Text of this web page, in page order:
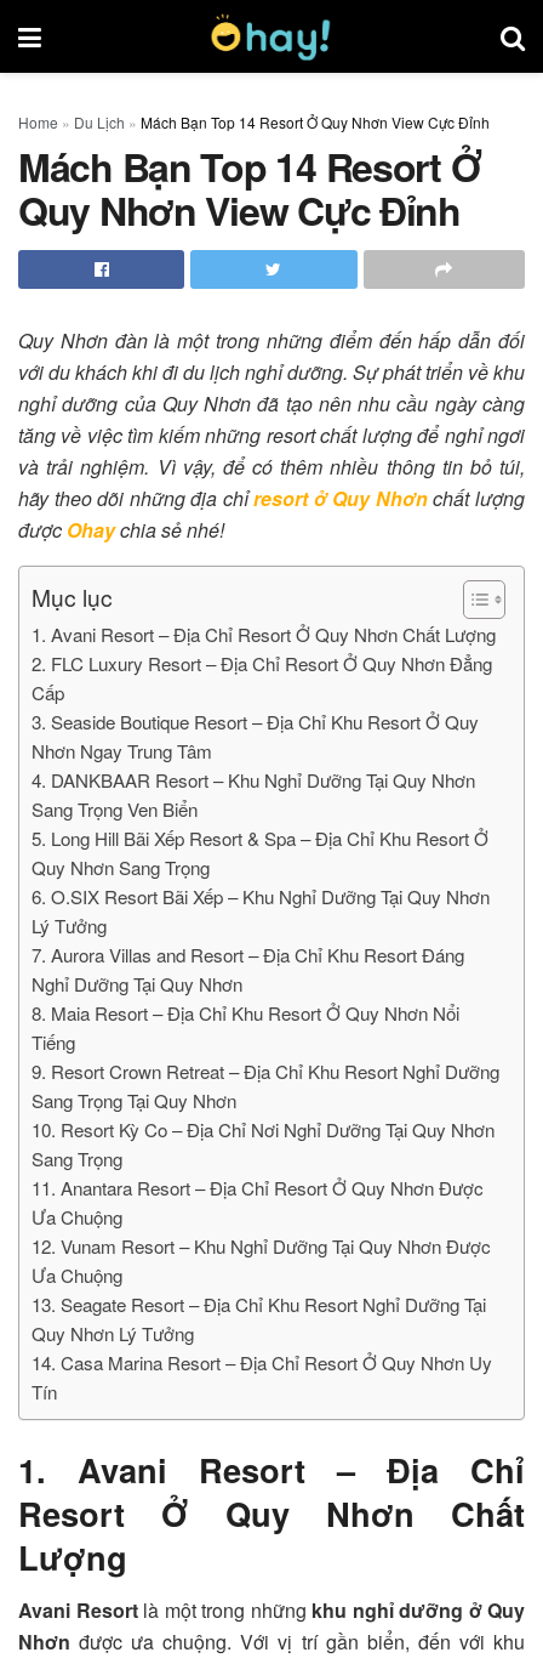
Home » Du Lịch » Mách Bạn Top 14 Resort Ở Quy Nhơn View Cực Đỉnh
Mách Bạn Top 14 Resort Ở
Quy Nhơn View Cực Đỉnh
Quy Nhơn đàn là một trong những điểm đến hấp dẫn đối
với du khách khi đi du lịch nghỉ dưỡng. Sự phát triển về khu
nghỉ dưỡng của Quy Nhơn đã tạo nên nhu cầu ngày càng
tăng về việc tìm kiếm những resort chất lượng để nghỉ ngơi
và trải nghiệm. Vì vậy, để có thêm nhiều thông tin bỏ túi,
hãy theo dõi những địa chỉresort ở Quy Nhơnchất lượng
được Ohaychia sẻ nhé!
Mục lục
1. Avani Resort – Địa Chỉ Resort Ở Quy Nhơn Chất Lượng
2. FLC Luxury Resort – Địa Chỉ Resort Ở Quy Nhơn Đẳng
Cấp
3. Seaside Boutique Resort – Địa Chỉ Khu Resort Ở Quy
Nhơn Ngay Trung Tâm
4. DANKBAAR Resort – Khu Nghỉ Dưỡng Tại Quy Nhơn
Sang Trọng Ven Biển
5. Long Hill Bãi Xếp Resort & Spa – Địa Chỉ Khu Resort Ở
Quy Nhơn Sang Trọng
6. O.SIX Resort Bãi Xếp – Khu Nghỉ Dưỡng Tại Quy Nhơn
Lý Tưởng
7. Aurora Villas and Resort – Địa Chỉ Khu Resort Đáng
Nghỉ Dưỡng Tại Quy Nhơn
8. Maia Resort – Địa Chỉ Khu Resort Ở Quy Nhơn Nổi
Tiếng
9. Resort Crown Retreat – Địa Chỉ Khu Resort Nghỉ Dưỡng
Sang Trọng Tại Quy Nhơn
10. Resort Kỳ Co – Địa Chỉ Nơi Nghỉ Dưỡng Tại Quy Nhơn
Sang Trọng
11. Anantara Resort – Địa Chỉ Resort Ở Quy Nhơn Được
Ưa Chuộng
12. Vunam Resort – Khu Nghỉ Dưỡng Tại Quy Nhơn Được
Ưa Chuộng
13. Seagate Resort – Địa Chỉ Khu Resort Nghỉ Dưỡng Tại
Quy Nhơn Lý Tưởng
14. Casa Marina Resort – Địa Chỉ Resort Ở Quy Nhơn Uy
Tín
1. Avani Resort – Địa Chỉ
Resort Ở Quy Nhơn Chất
Lượng
Avani Resortlà một trong những khu nghỉ dưỡng ở Quy
Nhơn được ưa chuộng. Với vị trí gần biển, đến với khu